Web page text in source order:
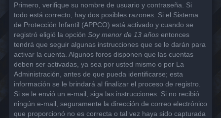
Primero, verifique su nombre de usuario y contraseña. Si
todo está correcto, hay dos posibles razones. Si el Sistema
de Protección Infantil (APPCO) está activado y cuando se
registró eligió la opción Soy menor de 13 años entonces
tendrá que seguir algunas instrucciones que se le darán para
activar la cuenta. Algunos foros disponen que las cuentas
deben ser activadas, ya sea por usted mismo o por La
Administración, antes de que pueda identificarse; esta
información se le brindará al finalizar el proceso de registro.
Si se le envió un e-mail, siga las instrucciones. Si no recibió
ningún e-mail, seguramente la dirección de correo electrónico
que proporcionó no es correcta o tal vez haya sido capturada